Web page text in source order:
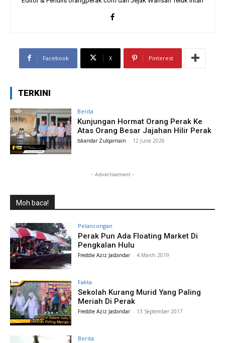
Facebook X Pinterest
TERKINI
Berita
Kunjungan Hormat Orang Perak Ke
Atas Orang Besar Jajahan Hilir Perak
Iskandar Zulqarnain - 12 June 2026
- Advertisement -
Moh baca!
Pelancongan
Perak Pun Ada Floating Market Di
Pengkalan Hulu
Freddie Aziz Jasbindar - 4 March 2019
Fakta
Sekolah Kurang Murid Yang Paling
Meriah Di Perak
Freddie Aziz Jasbindar - 13 September 2017
Berita